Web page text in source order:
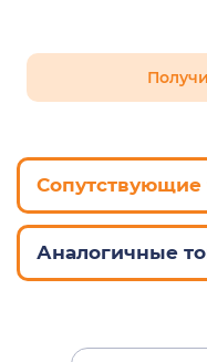
Сопутствующие
Аналогичные